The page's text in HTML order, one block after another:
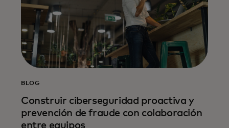
BLOG
Construir ciberseguridad proactiva y
prevención de fraude con colaboración
entre equipos